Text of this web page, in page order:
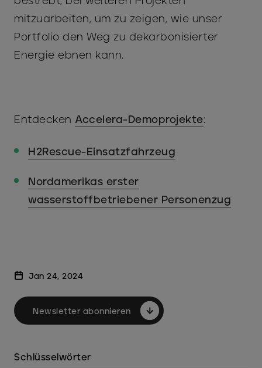
Jan 24, 2024
Newsletter abonnieren
Schlüsselwörter
mitzuarbeiten, um zu zeigen, wie unser
Portfolio den Weg zu dekarbonisierter
Energie ebnen kann.
Entdecken Accelera-Demoprojekte:
H2Rescue-Einsatzfahrzeug
Nordamerikas erster
wasserstoffbetriebener Personenzug